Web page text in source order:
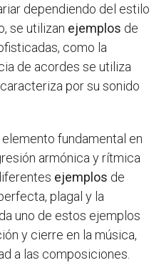
dependiendo del estilo
se utilizan ejemplos de
como la
de acordes se utiliza
por su sonido
fundamental en
armónica y rítmica
ejemplos de
plagal y la
uno de estos ejemplos
y cierre en la música,
a las composiciones.